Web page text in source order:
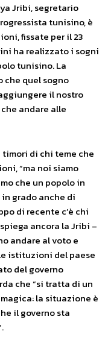
Jribi, segretario
tunisino, è
fissate per il 23
ha realizzato i sogni
tunisino. La
che quel sogno
il nostro
andare alle
di chi teme che
“ma noi siamo
che un popolo in
grado anche di
di recente c’è chi
ancora la Jribi –
andare al voto e
istituzioni del paese
del governo
che “si tratta di un
la situazione è
il governo sta